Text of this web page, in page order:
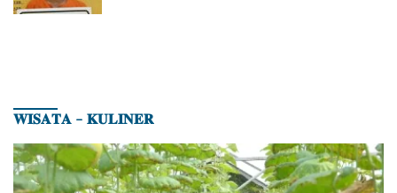
𝐖𝐈𝐒𝐀𝐓𝐀 – 𝐊𝐔𝐋𝐈𝐍𝐄𝐑